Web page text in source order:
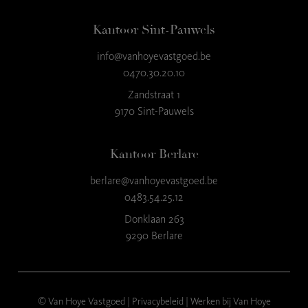
Kantoor Sint-Pauwels
info@vanhoyevastgoed.be
0470.30.20.10
Zandstraat 1
9170 Sint-Pauwels
Kantoor Berlare
berlare@vanhoyevastgoed.be
0483.54.25.12
Donklaan 263
9290 Berlare
© Van Hoye Vastgoed | Privacybeleid| Werken bij Van Hoye